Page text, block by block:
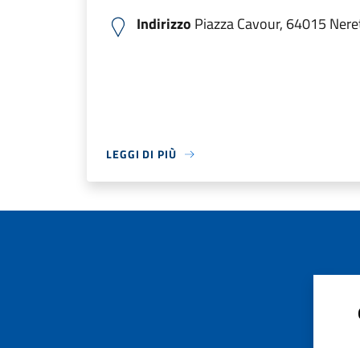
Indirizzo Piazza Cavour, 64015
LEGGI DI PIÙ